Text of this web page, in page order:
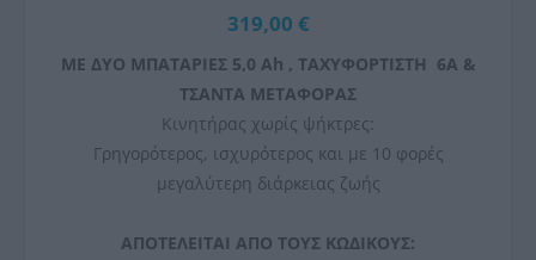
319,00 €
ΜΕ ΔΥΟ ΜΠΑΤΑΡΙΕΣ 5,0 Ah , ΤΑΧΥΦΟΡΤΙΣΤΗ 6A &
ΤΣΑΝΤΑ ΜΕΤΑΦΟΡΑΣ
Κινητήρας χωρίς ψήκτρες:
Γρηγορότερος, ισχυρότερος και με 10 φορές
μεγαλύτερη διάρκειας ζωής
ΑΠΟΤΕΛΕΙΤΑΙ ΑΠΟ ΤΟΥΣ ΚΩΔΙΚΟΥΣ: